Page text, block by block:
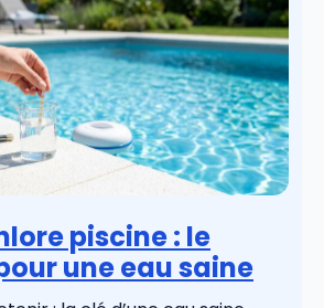
piscine : le
une eau saine